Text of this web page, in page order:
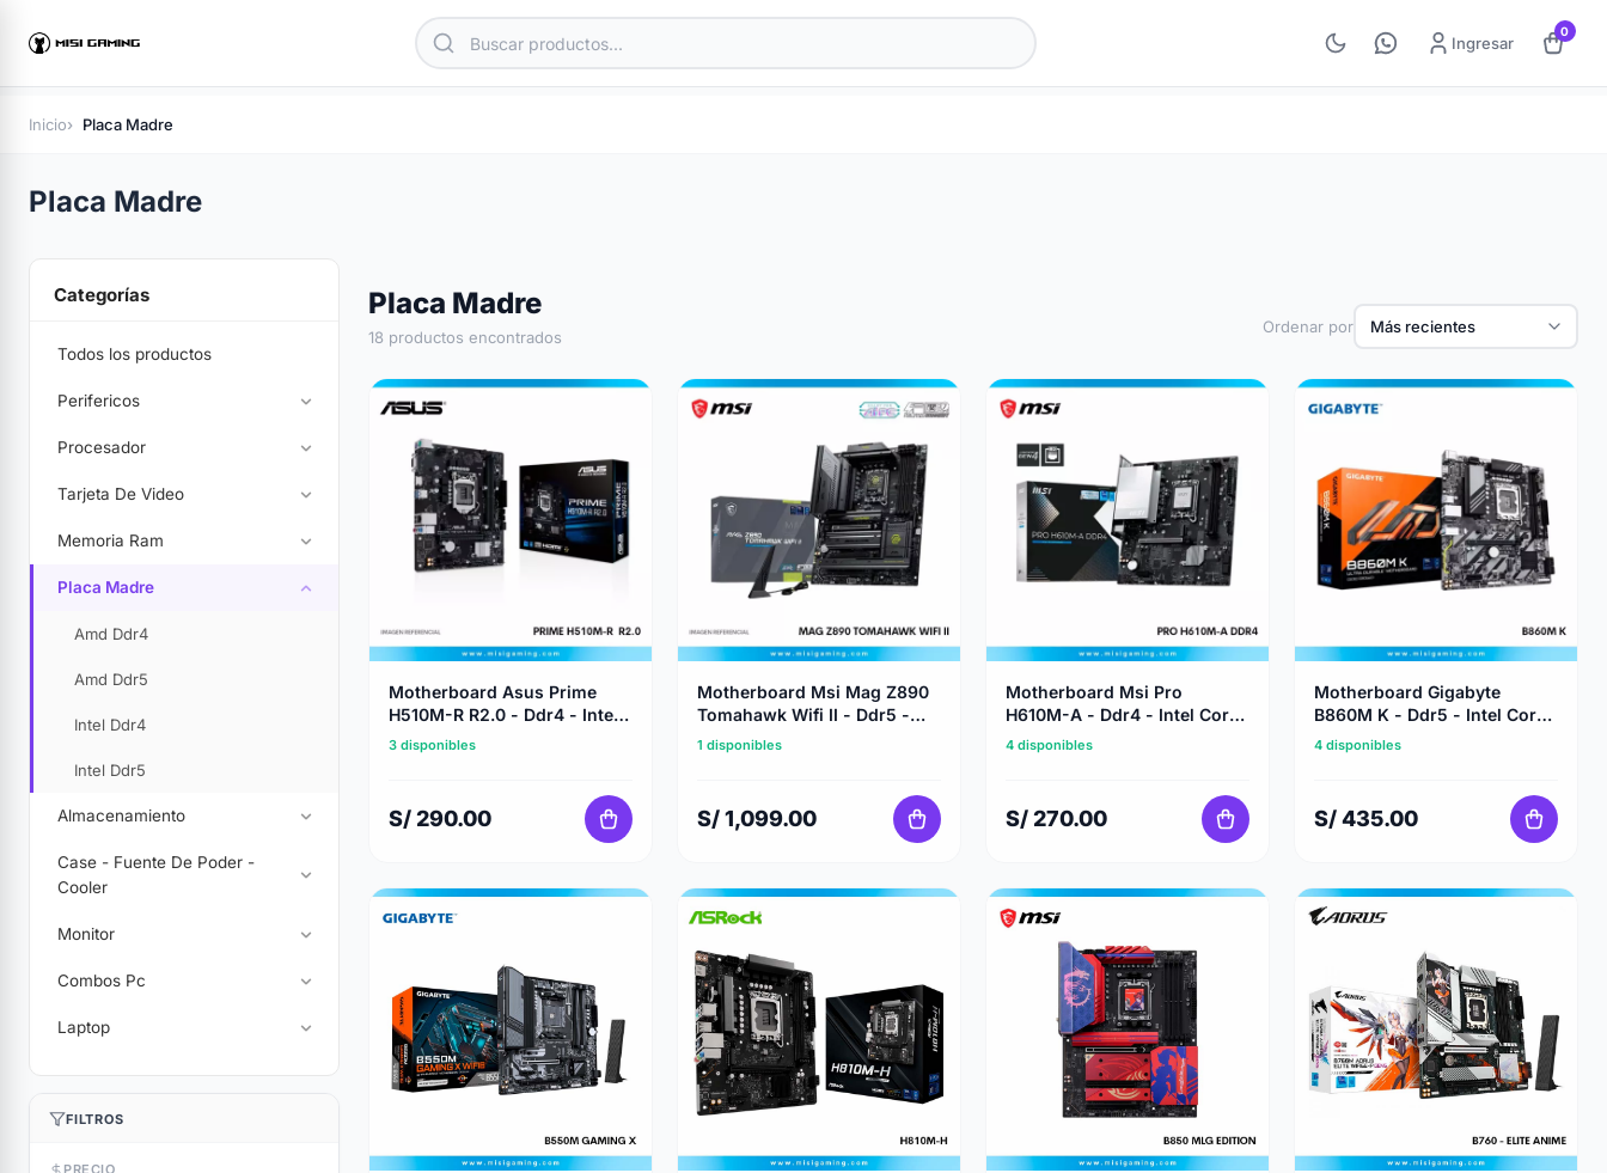
Ingresar
0
Inicio Placa Madre
Placa Madre
Categorías
Todos los productos
Perifericos
Procesador
Tarjeta De Video
Memoria Ram
Placa Madre
Amd Ddr4
Amd Ddr5
Intel Ddr4
Intel Ddr5
Almacenamiento
Case - Fuente De Poder -
Cooler
Monitor
Combos Pc
Laptop
FILTROS
PRECIO
Placa Madre
18 productos encontrados
Ordenar por
Motherboard Asus Prime
H510M-R R2.0 - Ddr4 - Intel
Core Series - Lga 1200
3 disponibles
S/ 290.00
Motherboard Msi Mag Z890
Tomahawk Wifi II - Ddr5 -
Intel Core Ultra Series - Lga
1851
1 disponibles
S/ 1,099.00
Motherboard Msi Pro
H610M-A - Ddr4 - Intel Core
Series - Lga 1700
4 disponibles
S/ 270.00
Motherboard Gigabyte
B860M K - Ddr5 - Intel Core
Ultra Series - Lga 1851
4 disponibles
S/ 435.00